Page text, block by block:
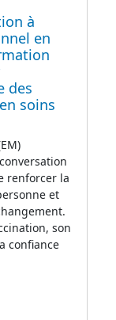
à
en
des
soins
renforcer la
et
son
confiance